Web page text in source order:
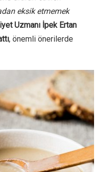
eksik etmemek
Uzmanı İpek Ertan
, önemli önerilerde